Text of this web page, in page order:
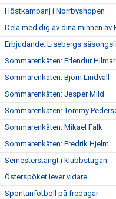
Höstkampanj i Norrbyshopen
Dela med dig av dina minnen av
Erbjudande: Lisebergs
Sommarenkäten: Erlendur
Sommarenkäten: Björn Lindvall
Sommarenkäten: Jesper Mild
Sommarenkäten: Tommy
Sommarenkäten: Mikael Falk
Sommarenkäten: Fredrik Hjelm
Semesterstängt i klubbstugan
Österspöket lever vidare
Spontanfotboll på fredagar